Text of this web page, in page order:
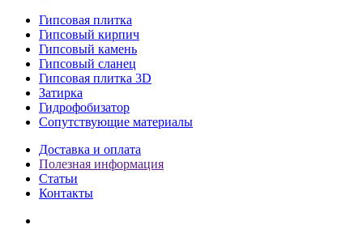
Гипсовая плитка
Гипсовый кирпич
Гипсовый камень
Гипсовый сланец
Гипсовая плитка 3D
Затирка
Гидрофобизатор
Сопутствующие материалы
Доставка и оплата
Полезная информация
Статьи
Контакты